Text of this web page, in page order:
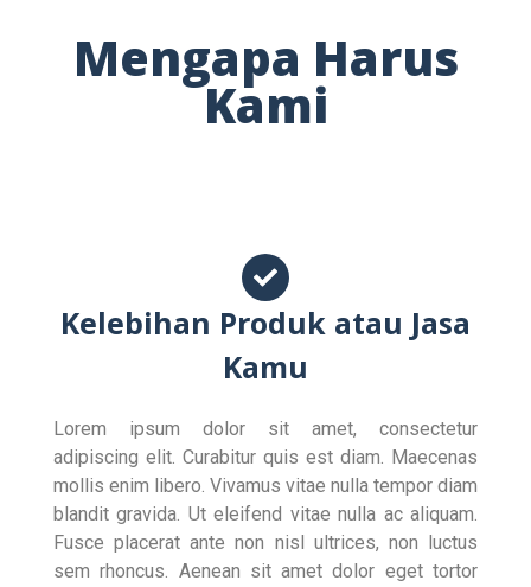
Mengapa Harus
Kami
Kelebihan Produk atau Jasa
Kamu
Lorem ipsum dolor sit amet, consectetur
adipiscing elit. Curabitur quis est diam. Maecenas
mollis enim libero. Vivamus vitae nulla tempor diam
blandit gravida. Ut eleifend vitae nulla ac aliquam.
Fusce placerat ante non nisl ultrices, non luctus
sem rhoncus. Aenean sit amet dolor eget tortor